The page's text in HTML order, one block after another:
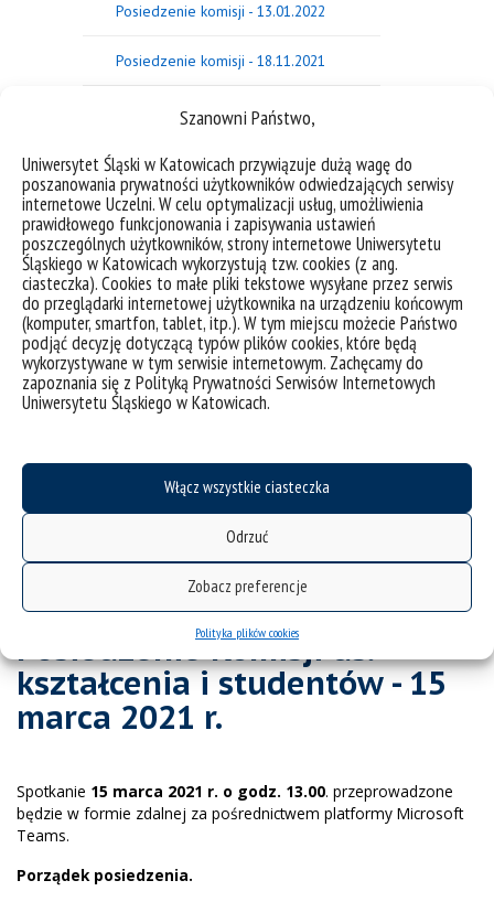
Szanowni Państwo,
Uniwersytet Śląski w Katowicach przywiązuje dużą wagę do
poszanowania prywatności użytkowników odwiedzających serwisy
internetowe Uczelni. W celu optymalizacji usług, umożliwienia
prawidłowego funkcjonowania i zapisywania ustawień
poszczególnych użytkowników, strony internetowe Uniwersytetu
Śląskiego w Katowicach wykorzystują tzw. cookies (z ang.
ciasteczka). Cookies to małe pliki tekstowe wysyłane przez serwis
do przeglądarki internetowej użytkownika na urządzeniu końcowym
(komputer, smartfon, tablet, itp.). W tym miejscu możecie Państwo
podjąć decyzję dotyczącą typów plików cookies, które będą
wykorzystywane w tym serwisie internetowym. Zachęcamy do
zapoznania się z Polityką Prywatności Serwisów Internetowych
Uniwersytetu Śląskiego w Katowicach.
Włącz wszystkie ciasteczka
Odrzuć
Zobacz preferencje
Polityka plików cookies
Posiedzenie Komisji ds.
kształcenia i studentów - 15
marca 2021 r.
Spotkanie 15 marca 2021 r. o godz. 13.00. przeprowadzone
będzie w formie zdalnej za pośrednictwem platformy Microsoft
Teams.
Porządek posiedzenia.
Posiedzenie komisji - 13.01.2022
Posiedzenie komisji - 18.11.2021
Posiedzenie komisji - 14.10.2021
Posiedzenie komisji - 06.09.2021
Posiedzenie komisji - 21.06.2021
Posiedzenie komisji - 17.05.2021
Posiedzenie komisji - 18.01.2021
Posiedzenie komisji - 19.04.2021
Posiedzenie komisji - 23.11.2020
Posiedzenie komisji - 19.10.2020